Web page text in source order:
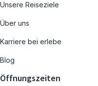
Unsere Reiseziele
Über uns
Karriere bei erlebe
Blog
Öffnungszeiten